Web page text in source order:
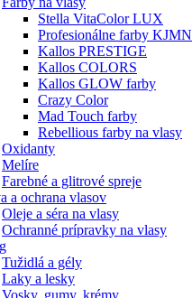
Stella VitaColor LUX
Profesionálne farby KJMN
Kallos PRESTIGE
Kallos COLORS
Kallos GLOW farby
Crazy Color
Mad Touch farby
Rebellious farby na vlasy
Oxidanty
Melíre
Farebné a glitrové spreje
a ochrana vlasov
Oleje a séra na vlasy
Ochranné prípravky na vlasy
Tužidlá a gély
Laky a lesky
Vosky, gumy, krémy